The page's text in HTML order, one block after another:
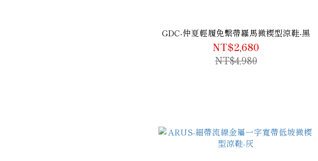
GDC-仲夏輕履免繫帶羅馬微楔型涼鞋-黑
NT$2,680
NT$4,980